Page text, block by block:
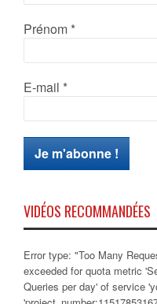
Prénom *
E-mail *
VIDÉOS RECOMMANDÉES
Error type: "Too Many
exceeded for quota metric
Queries per day' of service